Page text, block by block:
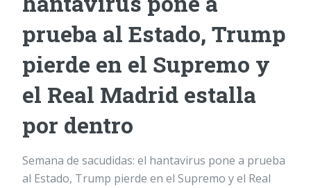
prueba al Estado, Trump
pierde en el Supremo y
el Real Madrid estalla
por dentro
Semana de sacudidas: el hantavirus pone a prueba
al Estado, Trump pierde en el Supremo y el Real